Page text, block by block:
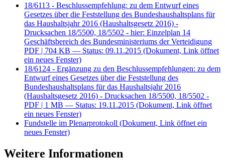
18/6113 - Beschlussempfehlung: zu dem Entwurf eines
Gesetzes über die Feststellung des Bundeshaushaltsplans für
das Haushaltsjahr 2016 (Haushaltsgesetz 2016) -
Drucksachen 18/5500, 18/5502 - hier: Einzelplan 14
Geschäftsbereich des Bundesministeriums der Verteidigung
PDF | 704 KB — Status: 09.11.2015 (Dokument, Link öffnet
ein neues Fenster)
18/6124 - Ergänzung zu den Beschlussempfehlungen: zu dem
Entwurf eines Gesetzes über die Feststellung des
Bundeshaushaltsplans für das Haushaltsjahr 2016
(Haushaltsgesetz 2016) - Drucksachen 18/5500, 18/5502 -
PDF | 1 MB — Status: 19.11.2015 (Dokument, Link öffnet
ein neues Fenster)
Fundstelle im Plenarprotokoll (Dokument, Link öffnet ein
neues Fenster)
Weitere Informationen